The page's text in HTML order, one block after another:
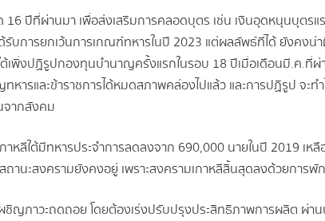
ปีที่ผ่านมา เพื่อส่งเสริมการคลอดบุตร เช่น เงินอุดหนุนบุตรแ
การยกเว้นการเกณฑ์ทหารในปี 2023 แต่ผลลัพธ์ที่ได้ ยังคงน่
พิ่งปฏิรูปกองทุนบำนาญครั้งแรกในรอบ 18 ปีเมื่อเดือนมี.ค.ที่ผ่า
และข้าราชการได้หมดสภาพคล่องไปแล้ว และการปฏิรูป จะท
จากสังคม
ใต้มีทหารประจำการลดลงจาก 690,000 นายในปี 2019 เหลื
นะสงครามยังคงอยู่ เพราะสงครามเกาหลีสิ้นสุดลงด้วยการพั
ญภาวะถดถอย โดยต้องเร่งปรับปรุงประสิทธิภาพการผลิต ผ่าน